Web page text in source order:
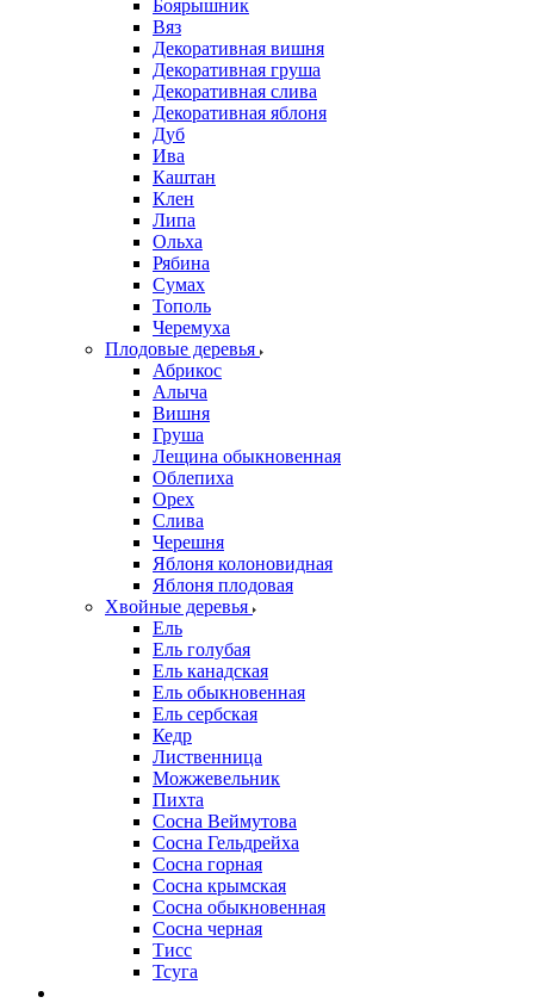
Боярышник
Вяз
Декоративная вишня
Декоративная груша
Декоративная слива
Декоративная яблоня
Дуб
Ива
Каштан
Клен
Липа
Ольха
Рябина
Сумах
Тополь
Черемуха
Плодовые деревья
Абрикос
Алыча
Вишня
Груша
Лещина обыкновенная
Облепиха
Орех
Слива
Черешня
Яблоня колоновидная
Яблоня плодовая
Хвойные деревья
Ель
Ель голубая
Ель канадская
Ель обыкновенная
Ель сербская
Кедр
Лиственница
Можжевельник
Пихта
Сосна Веймутова
Сосна Гельдрейха
Сосна горная
Сосна крымская
Сосна обыкновенная
Сосна черная
Тисс
Тсуга